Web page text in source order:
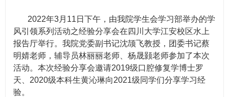
2022年3月 11 日下午，由我院学生会学习部举办的学
风引领系列活动之经验分享会在四川大学江安校区水上
报告厅举行。我院党委副书记沈颉飞教授，团委书记蔡
明婧老师，辅导员林丽丽老师、杨晟颢老师参加了本次
活动。本次经验分享会邀请2019级口腔修复学博士罗
天、 2020级本科生黄沁琳向2021级同学们分享学习经
验。